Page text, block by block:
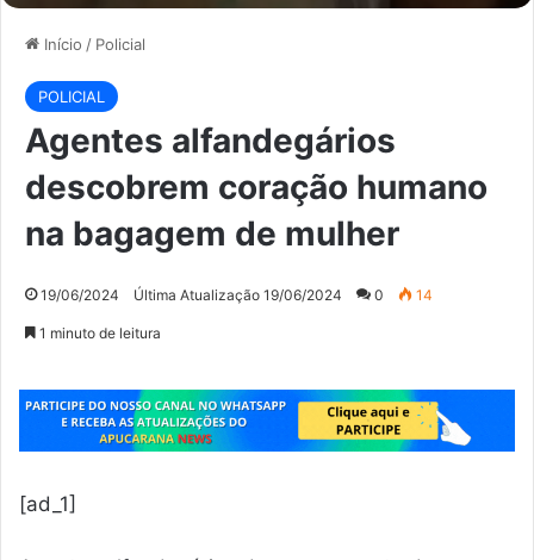
Início / Policial
POLICIAL
Agentes alfandegários
descobrem coração humano
na bagagem de mulher
19/06/2024 Última Atualização 19/06/2024 0 14
1 minuto de leitura
[ad_1]